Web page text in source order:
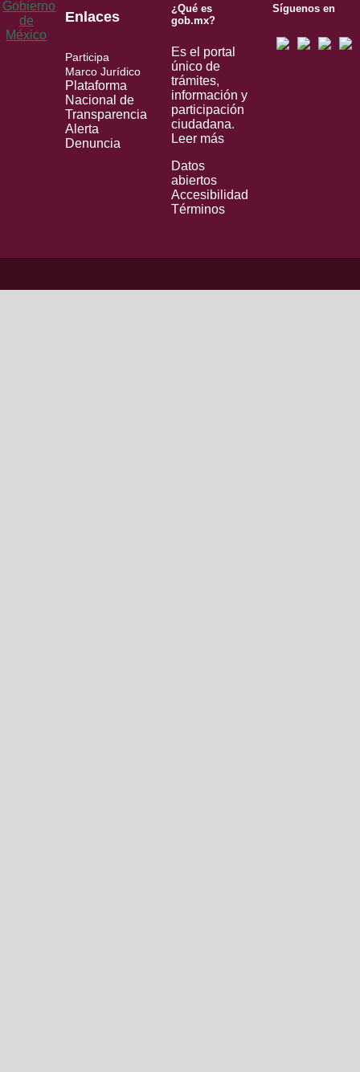
Enlaces
Participa
Marco Jurídico
Plataforma
Nacional de
Transparencia
Alerta
Denuncia
¿Qué es
gob.mx?
Es el portal
único de
trámites,
información y
participación
ciudadana.
Leer más
Datos
abiertos
Accesibilidad
Términos
Síguenos en